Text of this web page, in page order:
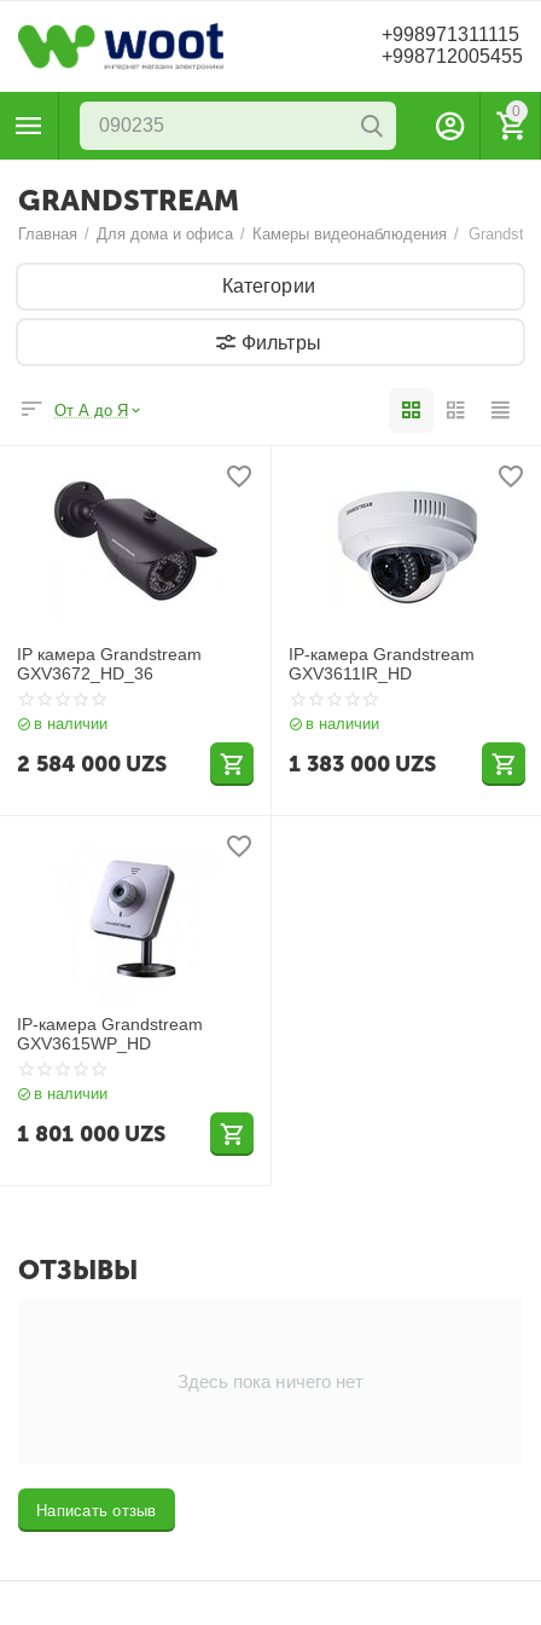
+998971311115
+998712005455
0
GRANDSTREAM
Главная / Для дома и офиса / Камеры видеонаблюдения /
Категории
Фильтры
От А до Я
IP камера Grandstream
GXV3672_HD_36
в наличии
2 584 000 UZS
IP-камера Grandstream
GXV3611IR_HD
в наличии
1 383 000 UZS
IP-камера Grandstream
GXV3615WP_HD
в наличии
1 801 000 UZS
ОТЗЫВЫ
Здесь пока ничего нет
Написать отзыв